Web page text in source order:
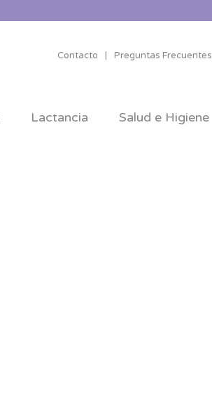
Contacto Preguntas Frecuentes
Lactancia
Salud e Higiene